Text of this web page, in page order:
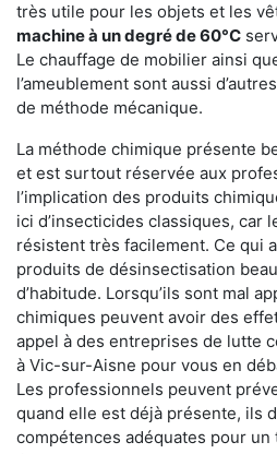
très utile pour les objets et les
machine à un degré de 60°C
Le chauffage de mobilier ainsi
l’ameublement sont aussi
de méthode mécanique.
La méthode chimique présente
et est surtout réservée aux
l’implication des produits
ici d’insecticides classiques, car
résistent très facilement. Ce qui
produits de désinsectisation
d’habitude. Lorsqu’ils sont mal
chimiques peuvent avoir des
appel à des entreprises de lutte
à Vic-sur-Aisne pour vous en
Les professionnels peuvent
quand elle est déjà présente, ils
compétences adéquates pour